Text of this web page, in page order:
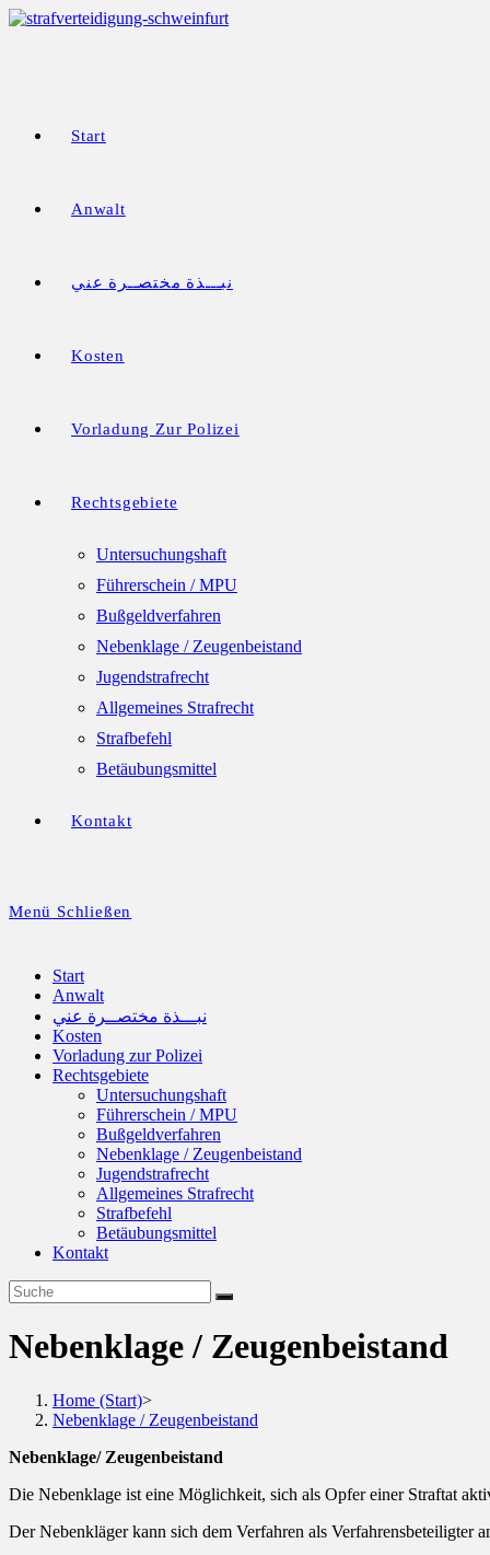
Zum
Start
Anwalt
نبـــذة مختصــرة عني
Kosten
Vorladung Zur Polizei
Rechtsgebiete
Untersuchungshaft
Führerschein / MPU
Bußgeldverfahren
Nebenklage / Zeugenbeistand
Jugendstrafrecht
Allgemeines Strafrecht
Strafbefehl
Betäubungsmittel
Kontakt
Menü Schließen
Start
Anwalt
نبـــذة مختصــرة عني
Kosten
Vorladung zur Polizei
Rechtsgebiete
Untersuchungshaft
Führerschein / MPU
Bußgeldverfahren
Nebenklage / Zeugenbeistand
Jugendstrafrecht
Allgemeines Strafrecht
Strafbefehl
Betäubungsmittel
Kontakt
Nebenklage / Zeugenbeistand
Home (Start)>
Nebenklage / Zeugenbeistand
Nebenklage/ Zeugenbeistand
Die Nebenklage ist eine Möglichkeit, sich als Opfer einer Straftat
Der Nebenkläger kann sich dem Verfahren als Verfahrensbeteiligter